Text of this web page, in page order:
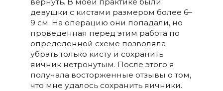
девушки с кистами размером более 6–
9 см. На операцию они попадали, но
проведенная перед этим работа по
определенной схеме позволяла
убрать только кисту и сохранить
яичник нетронутым. После этого я
получала восторженные отзывы о том,
что мне удалось сохранить яичники.